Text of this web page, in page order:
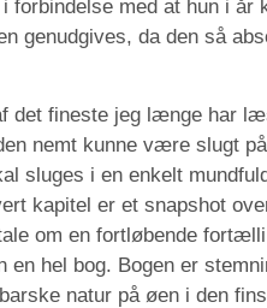
forbindelse med at hun i
genudgives, da den så
det fineste jeg længe har
nemt kunne være slugt
sluges i en enkelt
kapitel er et snapshot
om en fortløbende
en hel bog. Bogen er
natur på øen i den